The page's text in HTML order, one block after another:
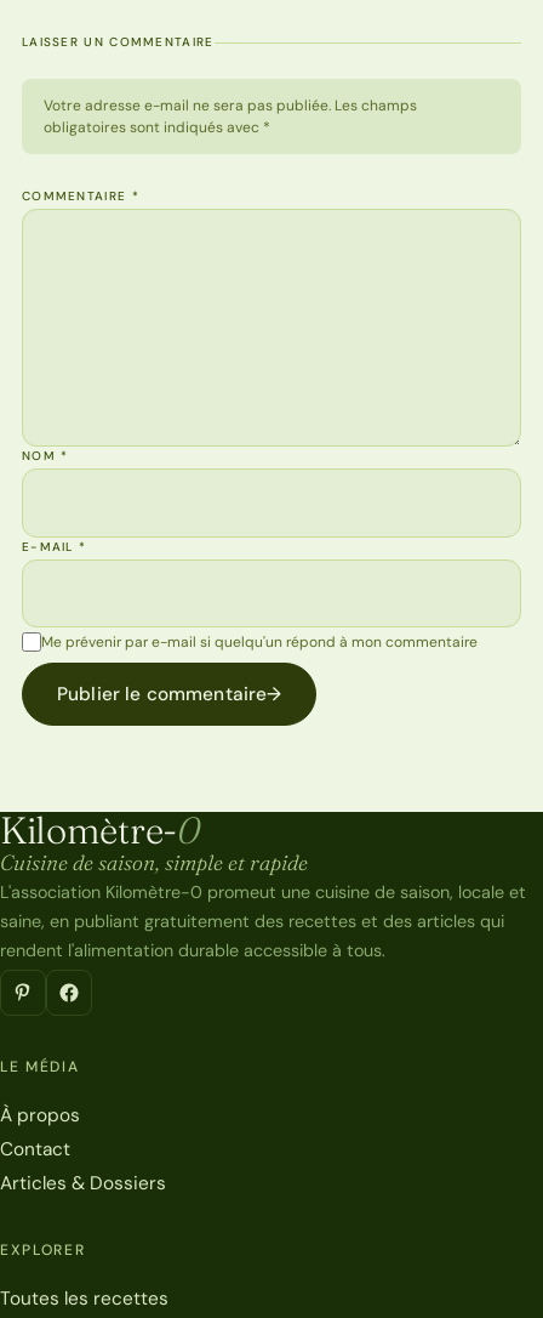
LAISSER UN COMMENTAIRE
Votre adresse e-mail ne sera pas publiée. Les champs
obligatoires sont indiqués avec *
COMMENTAIRE *
NOM*
E-MAIL*
Me prévenir par e-mail si quelqu'un répond à mon commentaire
Publier le commentaire→
Kilomètre-0
Kilomètre-0
Cuisine de saison, simple et rapide
L'association Kilomètre-0 promeut une cuisine de saison, locale et
saine, en publiant gratuitement des recettes et des articles qui
rendent l'alimentation durable accessible à tous.
LE MÉDIA
À propos
Contact
Articles & Dossiers
EXPLORER
Toutes les recettes